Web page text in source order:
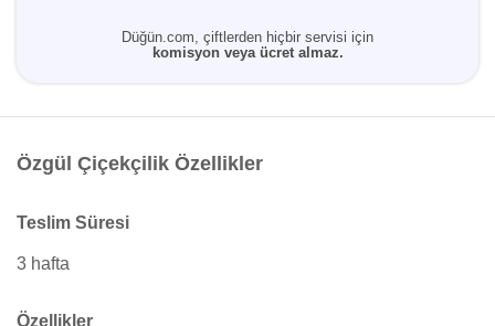
Düğün.com, çiftlerden hiçbir servisi için
komisyon veya ücret almaz.
Özgül Çiçekçilik Özellikler
Teslim Süresi
3 hafta
Özellikler